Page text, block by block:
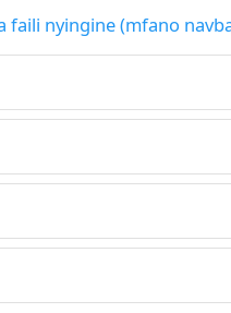
faili nyingine (mfano